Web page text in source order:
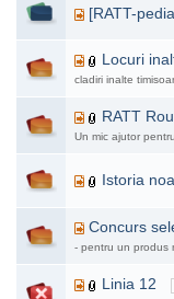
[RATT-
Locuri
cladiri inalte
RATT
Un mic ajutor
Istoria
Concurs
- pentru un produs
Linia 12